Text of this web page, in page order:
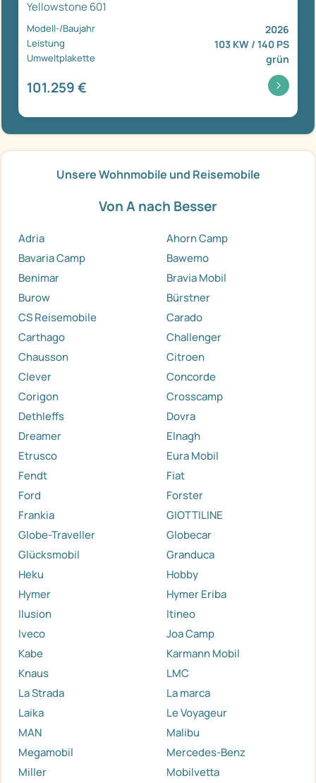
Yellowstone 601
Modell-/Baujahr 2026
Leistung 103 KW / 140 PS
Umweltplakette grün
101.259 €
Unsere Wohnmobile und Reisemobile
Von A nach Besser
Adria
Ahorn Camp
Bavaria Camp
Bawemo
Benimar
Bravia Mobil
Burow
Bürstner
CS Reisemobile
Carado
Carthago
Challenger
Chausson
Citroen
Clever
Concorde
Corigon
Crosscamp
Dethleffs
Dovra
Dreamer
Elnagh
Etrusco
Eura Mobil
Fendt
Fiat
Ford
Forster
Frankia
GIOTTILINE
Globe-Traveller
Globecar
Glücksmobil
Granduca
Heku
Hobby
Hymer
Hymer Eriba
Ilusion
Itineo
Iveco
Joa Camp
Kabe
Karmann Mobil
Knaus
LMC
La Strada
La marca
Laika
Le Voyageur
MAN
Malibu
Megamobil
Mercedes-Benz
Miller
Mobilvetta